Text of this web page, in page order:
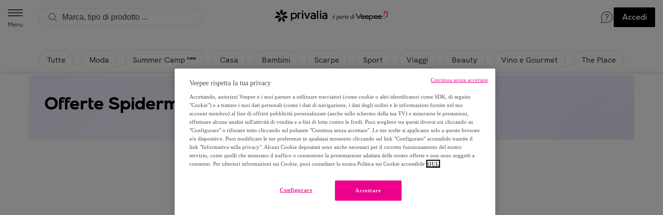
Menu
Accedi
Tutte Moda Summer Camp new Casa Bambini Scarpe Sport Viaggi Beauty Vino e Gourmet The Place
Offerte Spiderman
Attualmente non è disponibile alcun prodotto.
Veepee rispetta la tua privacy
Accettando, autorizzi Veepee e i suoi partner a utilizzare tracciatori (come cookie o altri identificatori come SDK, di seguito
"Cookie") e a trattare i tuoi dati personali (come i dati di navigazione, i dati degli ordini e le informazioni fornite nel tuo
account membro) al fine di offrirti pubblicità personalizzate (anche sullo schermo della tua TV) e misurarne le prestazioni,
effettuare alcune analisi sull'attività di vendita e a fini di lotta contro le frodi. Puoi scegliere tra questi diversi usi cliccando su
"Configurare" o rifiutare tutto cliccando sul pulsante "Continua senza accettare". Le tue scelte si applicano solo a questo browser
e/o dispositivo. Puoi modificare le tue preferenze in qualsiasi momento cliccando sul link "Configurare" accessibile tramite il
link "Informativa sulla privacy". Alcuni Cookie depositati sono anche necessari per il corretto funzionamento del nostro
servizio, come quelli che misurano il traffico o consentono la presentazione adattata delle nostre offerte e non sono soggetti a
consenso. Per ulteriori informazioni sui Cookie, puoi consultare la nostra Politica sui Cookie accessibile QUI.
Accettare
Configurare
Continua senza accettare